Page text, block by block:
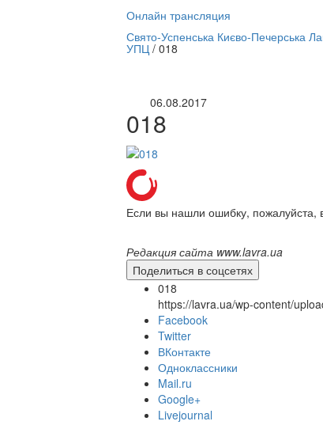
Онлайн трансляция
12 сентября
Свято-Успенська Києво-Печерська
УПЦ/ 018
06.08.2017
018
Если вы нашли ошибку, пожалуйста,
Редакция сайта www.lavra.ua
Поделиться в соцсетях
018
https://lavra.ua/wp-content/
Facebook
Twitter
ВКонтакте
Одноклассники
Mail.ru
Google+
Livejournal